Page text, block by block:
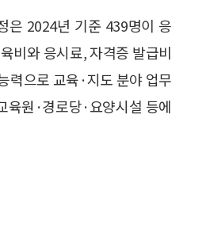
은 2024년 기준 439명이 응
비와 응시료, 자격증 발급비
력으로 교육·지도 분야 업무
육원·경로당·요양시설 등에